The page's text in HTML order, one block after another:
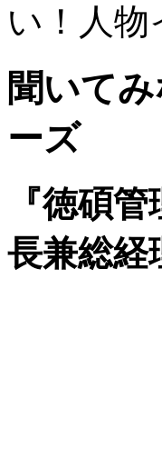
い！人
聞いて
ーズ
『徳碩
長兼総